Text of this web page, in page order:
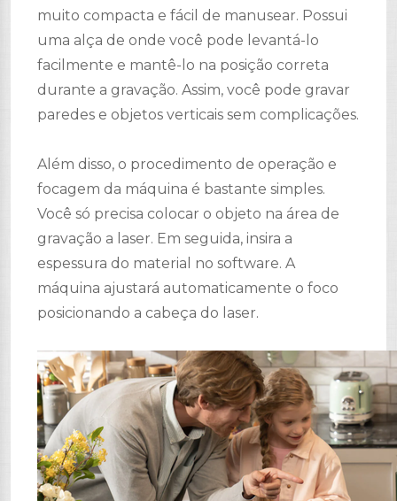
muito compacta e fácil de manusear. Possui
uma alça de onde você pode levantá-lo
facilmente e mantê-lo na posição correta
durante a gravação. Assim, você pode gravar
paredes e objetos verticais sem complicações.
Além disso, o procedimento de operação e
focagem da máquina é bastante simples.
Você só precisa colocar o objeto na área de
gravação a laser. Em seguida, insira a
espessura do material no software. A
máquina ajustará automaticamente o foco
posicionando a cabeça do laser.